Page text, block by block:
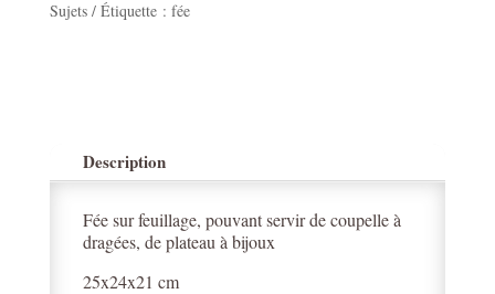
Sujets
Étiquette : fée
Description
Fée sur feuillage, pouvant servir de coupelle à
dragées, de plateau à bijoux
25x24x21 cm